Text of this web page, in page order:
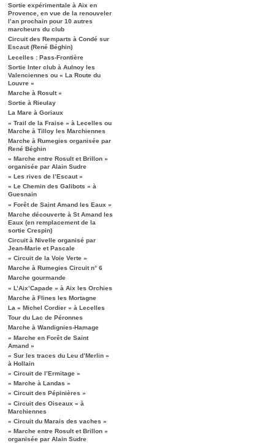
Sortie expérimentale à Aix en
Provence, en vue de la renouveler
l’an prochain pour 10 autres
marcheurs du club
Circuit des Remparts à Condé sur
Escaut (René Béghin)
Lecelles : Pass-Frontière
Sortie Inter club à Aulnoy les
Valenciennes ou « La Route du
Louvre »
Marche à Rosult »
Sortie à Rieulay
La Mare à Goriaux
« Trail de la Fraise » à Lecelles ou
Marche à Tilloy les Marchiennes
Marche à Rumegies organisée par
René Béghin
« Marche entre Rosult et Brillon »
organisée par Alain Sudre
« Les rives de l’Escaut »
« Le Chemin des Galibots » à
Guesnain
« Forêt de Saint Amand les Eaux »
Marche découverte à St Amand les
Eaux (en remplacement de la
sortie Crespin)
Circuit à Nivelle organisé par
Jean-Marie et Pascale
« Circuit de la Voie Verte »
Marche à Rumegies Circuit n° 6
Marche gourmande
« L’Aix’Capade » à Aix les Orchies
Marche à Flines les Mortagne
La « Michel Cordier » à Lecelles
Tour du Lac de Péronnes
Marche à Wandignies-Hamage
« Marche en Forêt de Saint
Amand »
« Sur les traces du Leu d’Merlin »
à Hollain
« Circuit de l’Ermitage »
« Marche à Landas »
« Circuit des Pépinières »
« Circuit des Oiseaux » à
Marchiennes
« Circuit du Marais des vaches »
« Marche entre Rosult et Brillon »
organisée par Alain Sudre